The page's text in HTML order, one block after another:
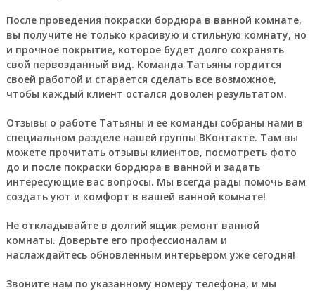
После проведения покраски бордюра в ванной комнате,
вы получите не только красивую и стильную комнату, но
и прочное покрытие, которое будет долго сохранять
свой первозданный вид. Команда Татьяны гордится
своей работой и старается сделать все возможное,
чтобы каждый клиент остался доволен результатом.
Отзывы о работе Татьяны и ее команды собраны нами в
специальном разделе нашей группы ВКонтакте. Там вы
можете прочитать отзывы клиентов, посмотреть фото
до и после покраски бордюра в ванной и задать
интересующие вас вопросы. Мы всегда рады помочь вам
создать уют и комфорт в вашей ванной комнате!
Не откладывайте в долгий ящик ремонт ванной
комнаты. Доверьте его профессионалам и
наслаждайтесь обновленным интерьером уже сегодня!
Звоните нам по указанному номеру телефона, и мы